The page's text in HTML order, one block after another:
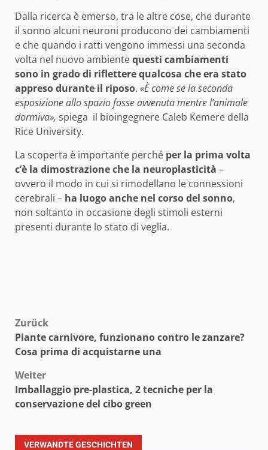
Dalla ricerca è emerso, tra le altre cose, che durante
il sonno alcuni neuroni producono dei cambiamenti
e che quando i ratti vengono immessi una seconda
volta nel nuovo ambientequesti cambiamenti
sono in grado di riflettere qualcosa che era stato
appreso durante il riposo. «È come se la seconda
esposizione allo spazio fosse avvenuta mentre l’animale
dormiva», spiega il bioingegnere Caleb Kemere della
Rice University.
La scoperta è importante perché per la prima volta
c’è la dimostrazione che la neuroplasticità –
ovvero il modo in cui si rimodellano le connessioni
cerebrali – ha luogo anche nel corso del sonno,
non soltanto in occasione degli stimoli esterni
presenti durante lo stato di veglia.
Beitragsnavigation
Zurück
Piante carnivore, funzionano contro le zanzare?
Cosa prima di acquistarne una
Weiter
Imballaggio pre-plastica, 2 tecniche per la
conservazione del cibo green
VERWANDTE GESCHICHTEN